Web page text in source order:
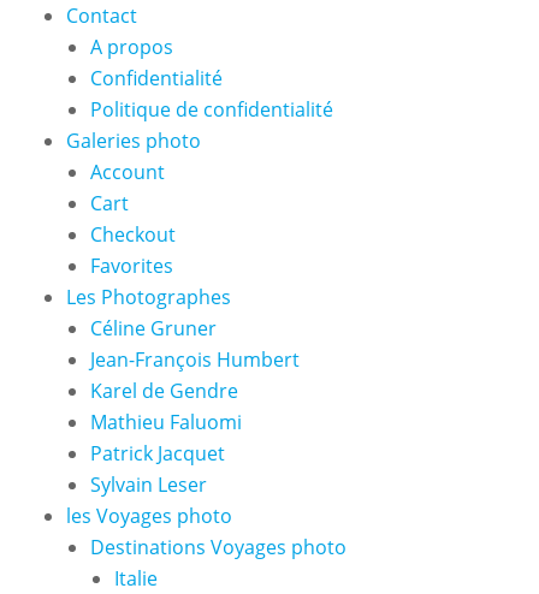
Contact
A propos
Confidentialité
Politique de confidentialité
Galeries photo
Account
Cart
Checkout
Favorites
Les Photographes
Céline Gruner
Jean-François Humbert
Karel de Gendre
Mathieu Faluomi
Patrick Jacquet
Sylvain Leser
les Voyages photo
Destinations Voyages photo
Italie